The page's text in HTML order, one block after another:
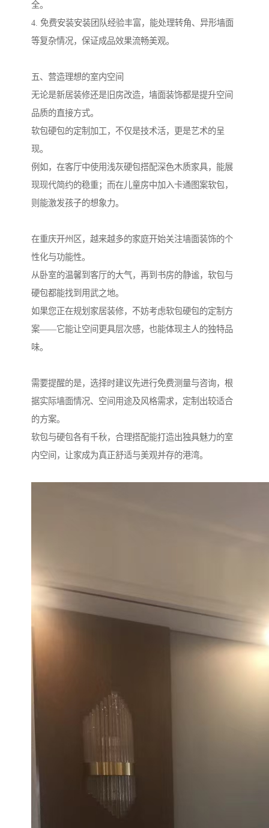
全。
4. 免费安装安装团队经验丰富，能处理转角、异形墙面
等复杂情况，保证成品效果流畅美观。
五、营造理想的室内空间
无论是新居装修还是旧房改造，墙面装饰都是提升空间
品质的直接方式。
软包硬包的定制加工，不仅是技术活，更是艺术的呈
现。
例如，在客厅中使用浅灰硬包搭配深色木质家具，能展
现现代简约的稳重；而在儿童房中加入卡通图案软包，
则能激发孩子的想象力。
在重庆开州区，越来越多的家庭开始关注墙面装饰的个
性化与功能性。
从卧室的温馨到客厅的大气，再到书房的静谧，软包与
硬包都能找到用武之地。
如果您正在规划家居装修，不妨考虑软包硬包的定制方
案——它能让空间更具层次感，也能体现主人的独特品
味。
需要提醒的是，选择时建议先进行免费测量与咨询，根
据实际墙面情况、空间用途及风格需求，定制出较适合
的方案。
软包与硬包各有千秋，合理搭配能打造出独具魅力的室
内空间，让家成为真正舒适与美观并存的港湾。